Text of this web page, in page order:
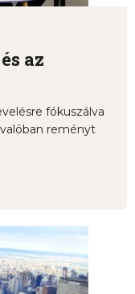
az
fókuszálva
reményt